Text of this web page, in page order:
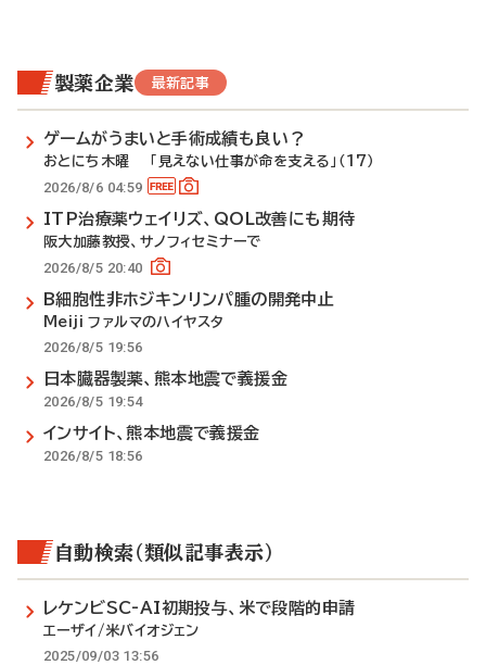
製薬企業 最新記事
ゲームがうまいと手術成績も良い？
おとにち木曜 「見えない仕事が命を支える」（17）
2026/8/6 04:59
ITP治療薬ウェイリズ、QOL改善にも期待
阪大加藤教授、サノフィセミナーで
2026/8/5 20:40
B細胞性非ホジキンリンパ腫の開発中止
Meiji ファルマのハイヤスタ
2026/8/5 19:56
日本臓器製薬、熊本地震で義援金
2026/8/5 19:54
インサイト、熊本地震で義援金
2026/8/5 18:56
自動検索（類似記事表示）
レケンビSC-AI初期投与、米で段階的申請
エーザイ/米バイオジェン
2025/09/03 13:56